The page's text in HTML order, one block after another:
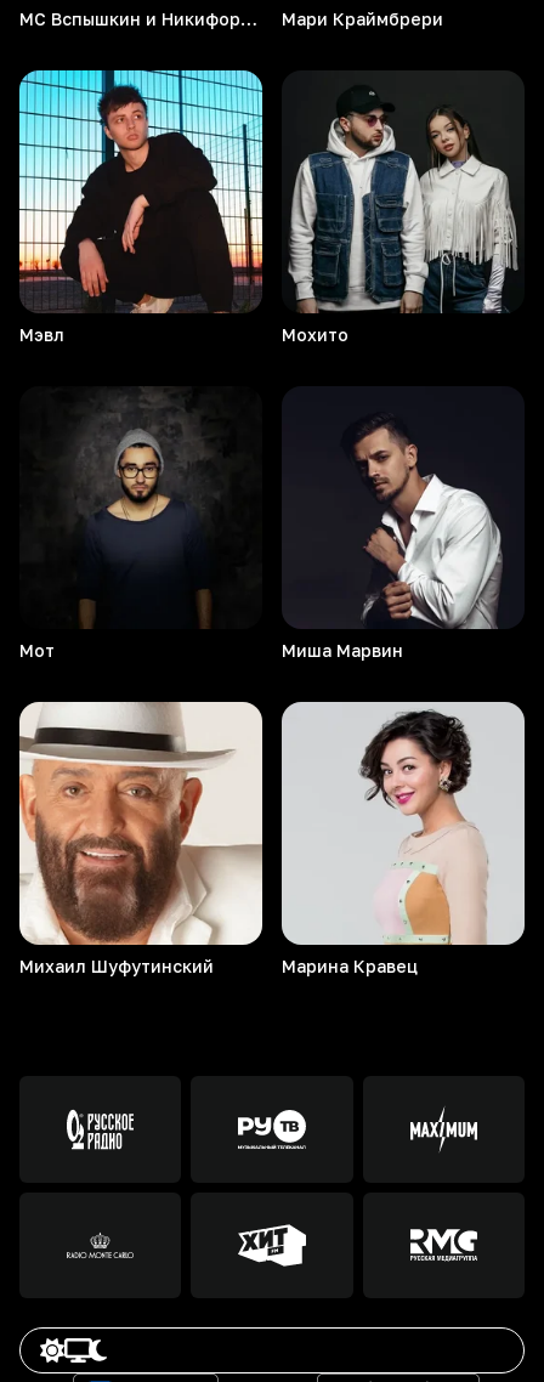
МС Вспышкин и Никифоровна Мари Краймбрери
Мэвл Мохито
Мот Миша Марвин
Михаил Шуфутинский Марина Кравец